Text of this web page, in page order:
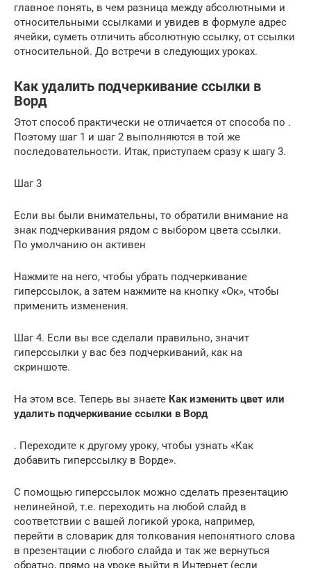
главное понять, в чем разница между абсолютными и
относительными ссылками и увидев в формуле адрес
ячейки, суметь отличить абсолютную ссылку, от ссылки
относительной. До встречи в следующих уроках.
Как удалить подчеркивание ссылки в
Ворд
Этот способ практически не отличается от способа по .
Поэтому шаг 1 и шаг 2 выполняются в той же
последовательности. Итак, приступаем сразу к шагу 3.
Шаг 3
Если вы были внимательны, то обратили внимание на
знак подчеркивания рядом с выбором цвета ссылки.
По умолчанию он активен
Нажмите на него, чтобы убрать подчеркивание
гиперссылок, а затем нажмите на кнопку «Ок», чтобы
применить изменения.
Шаг 4. Если вы все сделали правильно, значит
гиперссылки у вас без подчеркиваний, как на
скриншоте.
На этом все. Теперь вы знаете Как изменить цвет или
удалить подчеркивание ссылки в Ворд
. Переходите к другому уроку, чтобы узнать «Как
добавить гиперссылку в Ворде».
С помощью гиперссылок можно сделать презентацию
нелинейной, т.е. переходить на любой слайд в
соответствии с вашей логикой урока, например,
перейти в словарик для толкования непонятного слова
в презентации с любого слайда и так же вернуться
обратно, прямо на уроке выйти в Интернет (если